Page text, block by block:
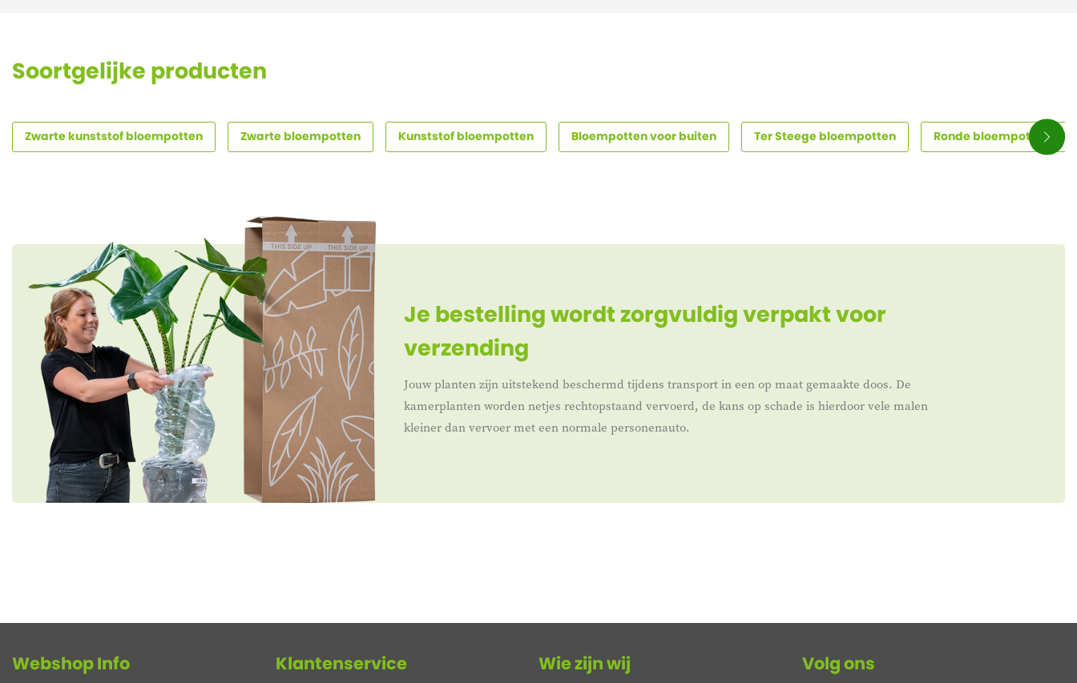
Soortgelijke producten
Zwarte kunststof bloempotten Zwarte bloempotten Kunststof bloempotten Bloempotten voor buiten Ter Steege bloempotten Ronde bloempotten –
Je bestelling wordt zorgvuldig verpakt voor
verzending
Jouw planten zijn uitstekend beschermd tijdens transport in een op maat gemaakte doos. De
kamerplanten worden netjes rechtopstaand vervoerd, de kans op schade is hierdoor vele malen
kleiner dan vervoer met een normale personenauto.
Webshop Info Klantenservice Wie zijn wij Volg ons